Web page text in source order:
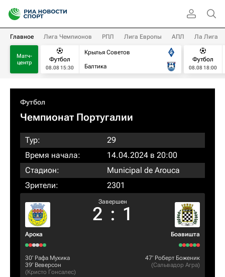
Главное Лига Чемпионов РПЛ Лига Европы АПЛ Ла Лига
Матч-
центр
Футбол
08.08 15:30
Крылья Советов
Балтика
Футбол
08.08 18:00
Футбол
Чемпионат Португалии
Тур:
29
Время начала:
14.04.2024 в 20:00
Стадион:
Municipal de Arouca
Зрители:
2301
Арока
Завершен
2 : 1
Боавишта
30‎’‎ Рафа Мухика
39‎’‎ Веверсон
(Кристо Гонсалес)
47‎’‎ Роберт Боженик
(Сальвадор Агра)